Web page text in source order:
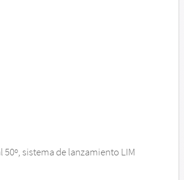
50º, sistema de lanzamiento LIM